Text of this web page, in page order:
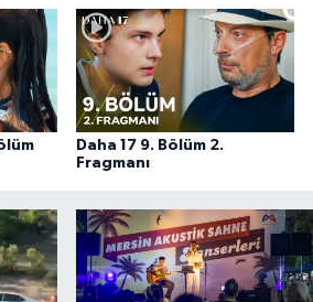
Daha 17 9. Bölüm 2.
Fragmanı